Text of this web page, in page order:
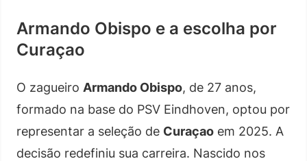
Armando Obispo e a escolha por
Curaçao
O zagueiro Armando Obispo, de 27 anos,
formado na base do PSV Eindhoven, optou por
representar a seleção de Curaçao em 2025. A
decisão redefiniu sua carreira. Nascido nos